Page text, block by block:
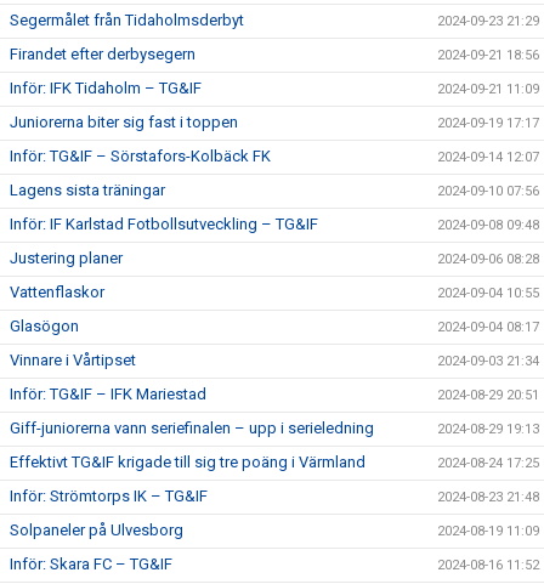
Segermålet från Tidaholmsderbyt 2024-09-23 21:29
Firandet efter derbysegern 2024-09-21 18:56
Inför: IFK Tidaholm – TG&IF 2024-09-21 11:09
Juniorerna biter sig fast i toppen 2024-09-19 17:17
Inför: TG&IF – Sörstafors-Kolbäck FK 2024-09-14 12:07
Lagens sista träningar 2024-09-10 07:56
Inför: IF Karlstad Fotbollsutveckling – TG&IF 2024-09-08 09:48
Justering planer 2024-09-06 08:28
Vattenflaskor 2024-09-04 10:55
Glasögon 2024-09-04 08:17
Vinnare i Vårtipset 2024-09-03 21:34
Inför: TG&IF – IFK Mariestad 2024-08-29 20:51
Giff-juniorerna vann seriefinalen – upp i serieledning 2024-08-29 19:13
Effektivt TG&IF krigade till sig tre poäng i Värmland 2024-08-24 17:25
Inför: Strömtorps IK – TG&IF 2024-08-23 21:48
Solpaneler på Ulvesborg 2024-08-19 11:09
Inför: Skara FC – TG&IF 2024-08-16 11:52